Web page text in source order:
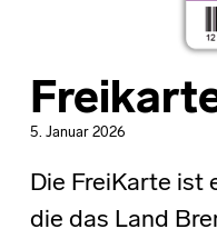
5. Januar 2026
Die FreiKarte ist
die das Land